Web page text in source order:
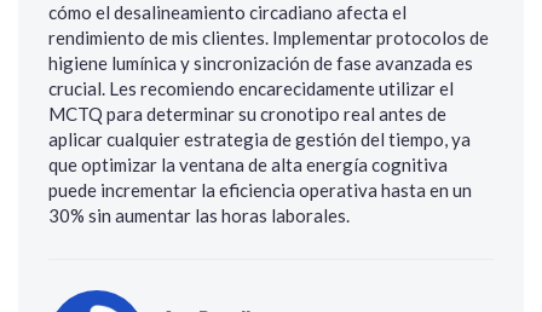
cómo el desalineamiento circadiano afecta el
rendimiento de mis clientes. Implementar protocolos de
higiene lumínica y sincronización de fase avanzada es
crucial. Les recomiendo encarecidamente utilizar el
MCTQ para determinar su cronotipo real antes de
aplicar cualquier estrategia de gestión del tiempo, ya
que optimizar la ventana de alta energía cognitiva
puede incrementar la eficiencia operativa hasta en un
30% sin aumentar las horas laborales.